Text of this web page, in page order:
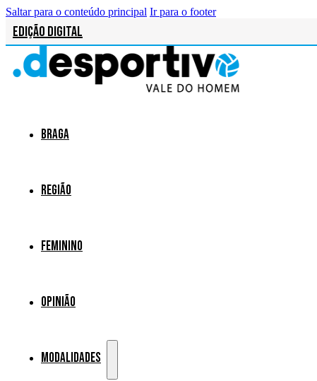
Saltar para o conteúdo principal Ir para o footer
Edição Digital
Braga
Região
Feminino
Opinião
Modalidades